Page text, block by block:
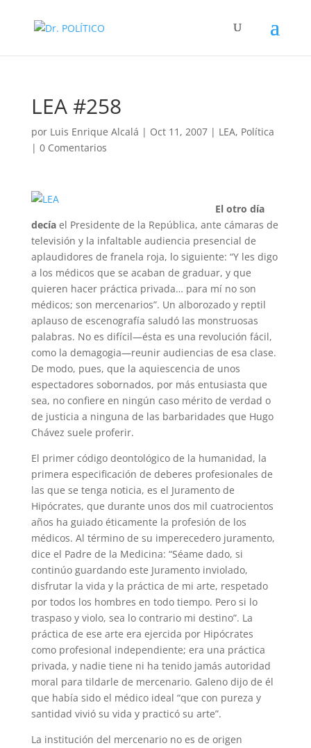
LEA #258
por Luis Enrique Alcalá | Oct 11, 2007| LEA, Política
| 0 Comentarios
El otro día
decíael Presidente de la República, ante cámaras de
televisión y la infaltable audiencia presencial de
aplaudidores de franela roja, lo siguiente: “Y les digo
a los médicos que se acaban de graduar, y que
quieren hacer práctica privada… para mí no son
médicos; son mercenarios”. Un alborozado y reptil
aplauso de escenografía saludó las monstruosas
palabras. No es difícil—ésta es una revolución fácil,
como la demagogia—reunir audiencias de esa clase.
De modo, pues, que la aquiescencia de unos
espectadores sobornados, por más entusiasta que
sea, no confiere en ningún caso mérito de verdad o
de justicia a ninguna de las barbaridades que Hugo
Chávez suele proferir.
El primer código deontológico de la humanidad, la
primera especificación de deberes profesionales de
las que se tenga noticia, es el Juramento de
Hipócrates, que durante unos dos mil cuatrocientos
años ha guiado éticamente la profesión de los
médicos. Al término de su imperecedero juramento,
dice el Padre de la Medicina: “Séame dado, si
continúo guardando este Juramento inviolado,
disfrutar la vida y la práctica de mi arte, respetado
por todos los hombres en todo tiempo. Pero si lo
traspaso y violo, sea lo contrario mi destino”. La
práctica de ese arte era ejercida por Hipócrates
como profesional independiente; era una práctica
privada, y nadie tiene ni ha tenido jamás autoridad
moral para tildarle de mercenario. Galeno dijo de él
que había sido el médico ideal “que con pureza y
santidad vivió su vida y practicó su arte”.
La institución del mercenario no es de origen